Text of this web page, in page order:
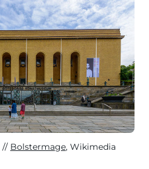
Bolstermage, Wikimedia